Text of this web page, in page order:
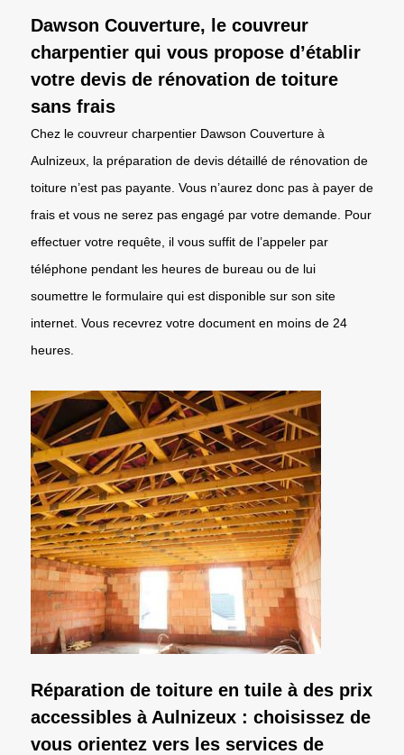
Dawson Couverture, le couvreur
charpentier qui vous propose d’établir
votre devis de rénovation de toiture
sans frais
Chez le couvreur charpentier Dawson Couverture à
Aulnizeux, la préparation de devis détaillé de rénovation de
toiture n’est pas payante. Vous n’aurez donc pas à payer de
frais et vous ne serez pas engagé par votre demande. Pour
effectuer votre requête, il vous suffit de l’appeler par
téléphone pendant les heures de bureau ou de lui
soumettre le formulaire qui est disponible sur son site
internet. Vous recevrez votre document en moins de 24
heures.
Réparation de toiture en tuile à des prix
accessibles à Aulnizeux : choisissez de
vous orientez vers les services de